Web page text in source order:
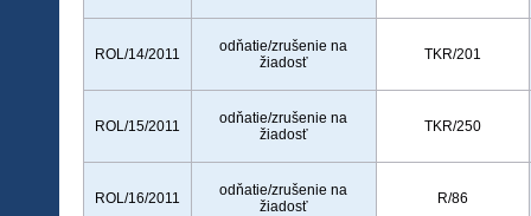
ROL/14/2011
odňatie/zrušenie na
žiadosť
TKR/201
ROL/15/2011
odňatie/zrušenie na
žiadosť
TKR/250
ROL/16/2011
odňatie/zrušenie na
žiadosť
R/86